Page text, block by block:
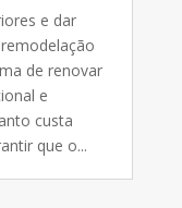
e dar
de renovar
e
custa
que o...